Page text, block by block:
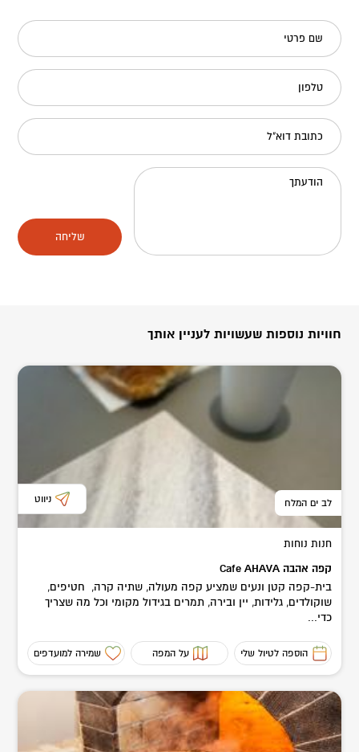
שם פרטי
טלפון
כתובת דוא"ל
הודעתך
שליחה
חוויות נוספות שעשויות לעניין אותך
לב ים המלח ניווט
חנות נוחות
קפה אהבה Cafe AHAVA
בית-קפה קטן ונעים שמציע קפה מעולה, שתיה קרה, חטיפים,
שוקולדים, גלידות, יין ובירה, תמרים בגידול מקומי וכל מה שצריך
כדי...
הוספה לטיול שלי על המפה שמירה למועדפים